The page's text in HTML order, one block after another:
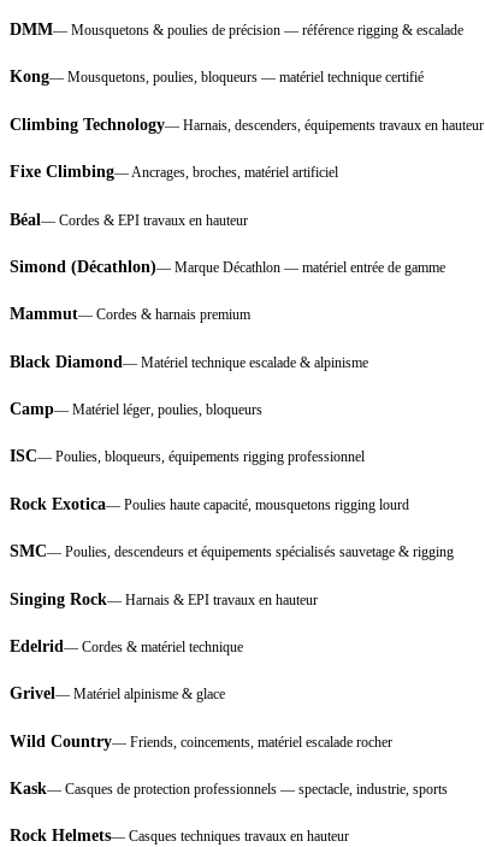
DMM— Mousquetons & poulies de précision — référence rigging & escalade
Kong— Mousquetons, poulies, bloqueurs — matériel technique certifié
Climbing Technology— Harnais, descenders, équipements travaux en hauteur
Fixe Climbing—Ancrages, broches, matériel artificiel
Béal— Cordes & EPI travaux en hauteur
Simond (Décathlon)— Marque Décathlon — matériel entrée de gamme
Mammut— Cordes & harnais premium
Black Diamond— Matériel technique escalade & alpinisme
Camp— Matériel léger, poulies, bloqueurs
ISC— Poulies, bloqueurs, équipements rigging professionnel
Rock Exotica— Poulies haute capacité, mousquetons rigging lourd
SMC— Poulies, descendeurs et équipements spécialisés sauvetage & rigging
Singing Rock— Harnais & EPI travaux en hauteur
Edelrid— Cordes & matériel technique
Grivel— Matériel alpinisme & glace
Wild Country— Friends, coincements, matériel escalade rocher
Kask— Casques de protection professionnels — spectacle, industrie, sports
Rock Helmets— Casques techniques travaux en hauteur